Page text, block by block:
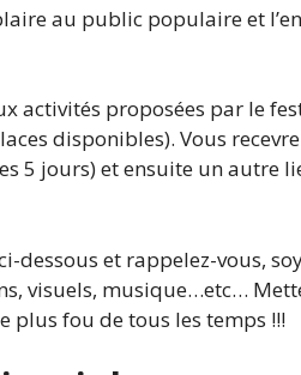
au public populaire et
activités proposées par le
disponibles). Vous
5 jours) et ensuite un autre
dessous et rappelez-vous,
visuels, musique…etc…
plus fou de tous les temps !!!